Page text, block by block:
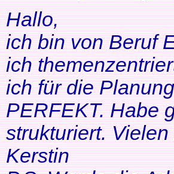
Hallo,
ich bin von Beruf
ich
ich für die
PERFEKT. Habe
strukturiert.
Kerstin